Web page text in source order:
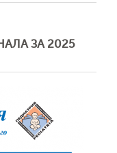
ЗА 2025